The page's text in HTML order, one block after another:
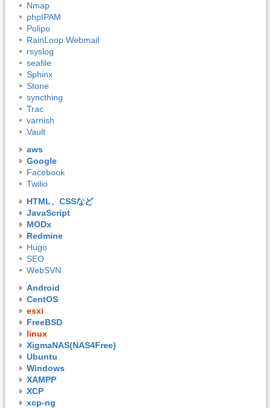
Nmap
phpIPAM
Polipo
RainLoop Webmail
rsyslog
seafile
Sphinx
Stone
syncthing
Trac
varnish
Vault
aws
Google
Facebook
Twilio
HTML、CSSなど
JavaScript
MODx
Redmine
Hugo
SEO
WebSVN
Android
CentOS
esxi
FreeBSD
linux
XigmaNAS(NAS4Free)
Ubuntu
Windows
XAMPP
XCP
xcp-ng